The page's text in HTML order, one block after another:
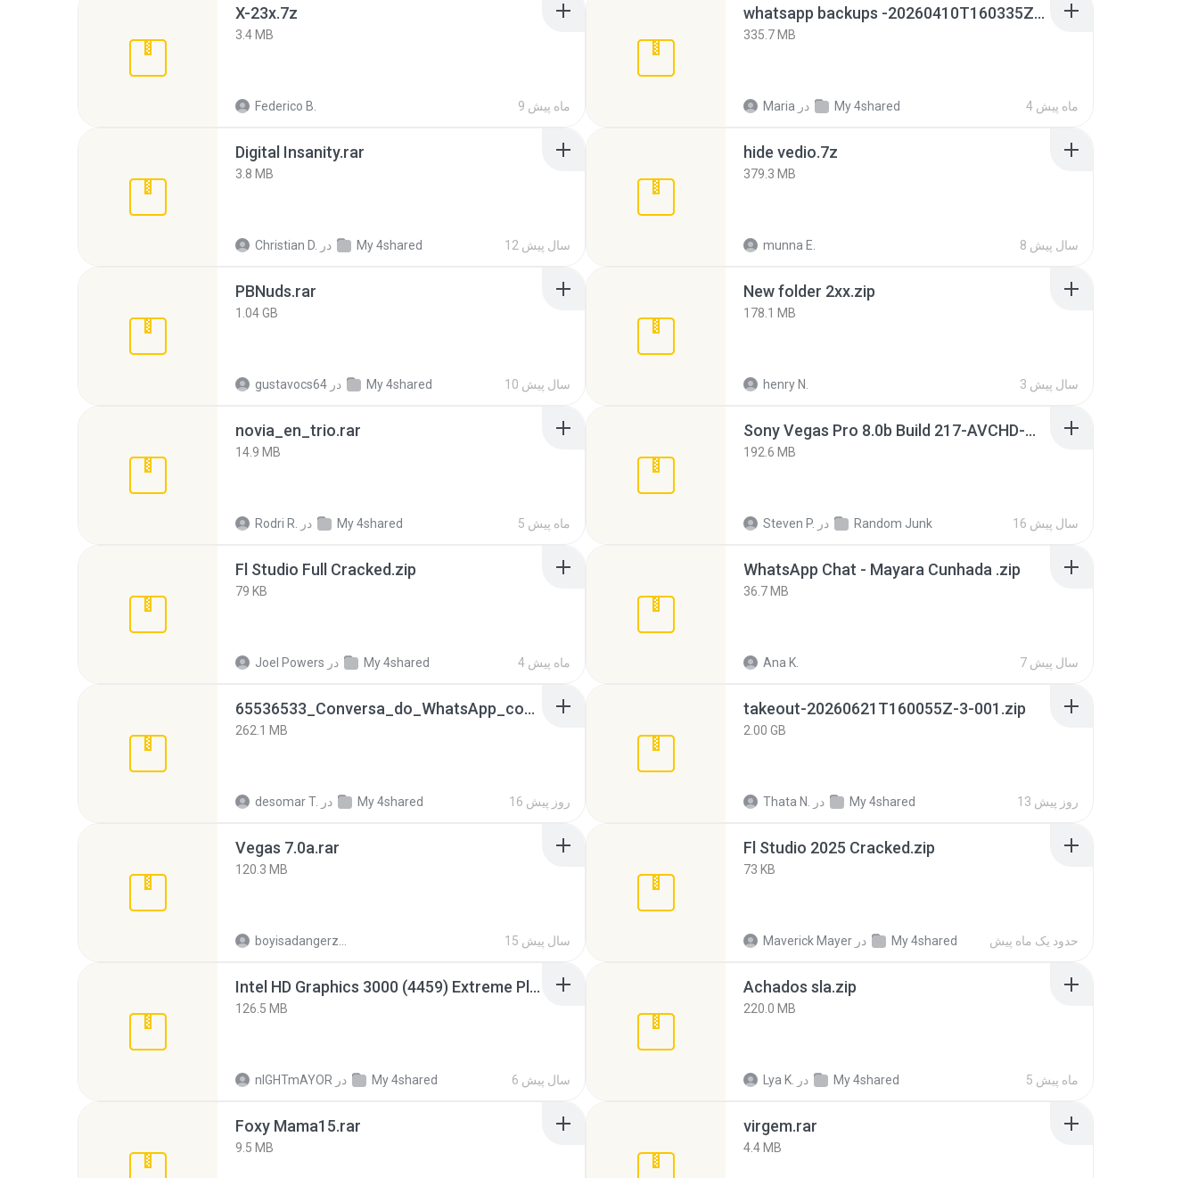
X-23x.7z
3.4 MB
Federico B. 9 ماه پیش
whatsapp backups -20260410T160335Z-3-001.zip
335.7 MB
Maria در My 4shared 4 ماه پیش
Digital Insanity.rar
3.8 MB
Christian D. در My 4shared 12 سال پیش
hide vedio.7z
379.3 MB
munna E. 8 سال پیش
PBNuds.rar
1.04 GB
gustavocs64 در My 4shared 10 سال پیش
New folder 2xx.zip
178.1 MB
henry N. 3 سال پیش
novia_en_trio.rar
14.9 MB
Rodri R. در My 4shared 5 ماه پیش
Sony Vegas Pro 8.0b Build 217-AVCHD-MPG-AC3 FIXED.7z
192.6 MB
Steven P. در Random Junk 16 سال پیش
Fl Studio Full Cracked.zip
79 KB
Joel Powers در My 4shared 4 ماه پیش
WhatsApp Chat - Mayara Cunhada .zip
36.7 MB
Ana K. 7 سال پیش
65536533_Conversa_do_WhatsApp_com_Meu_Esposo.zip
262.1 MB
desomar T. در My 4shared 16 روز پیش
takeout-20260621T160055Z-3-001.zip
2.00 GB
Thata N. در My 4shared 13 روز پیش
Vegas 7.0a.rar
120.3 MB
15 سال پیش
Fl Studio 2025 Cracked.zip
73 KB
Maverick Mayer در My 4shared حدود یک ماه پیش
Intel HD Graphics 3000 (4459) Extreme Plus 2.0.zip
126.5 MB
nIGHTmAYOR در My 4shared 6 سال پیش
Achados sla.zip
220.0 MB
Lya K. در My 4shared 5 ماه پیش
Foxy Mama15.rar
9.5 MB
virgem.rar
4.4 MB